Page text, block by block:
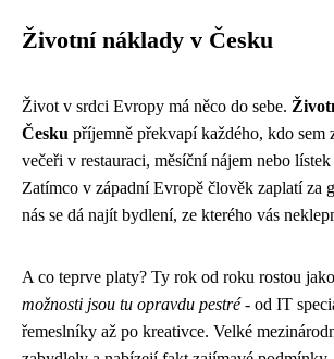
Životní náklady v Česku
Život v srdci Evropy má něco do sebe.
Česku příjemně překvapí každého, kdo sem
večeři v restauraci, měsíční nájem nebo
Zatímco v západní Evropě člověk zaplatí za
nás se dá najít bydlení, ze kterého vás
A co teprve platy? Ty rok od roku rostou
možnosti jsou tu opravdu pestré- od IT
řemeslníky až po kreativce. Velké